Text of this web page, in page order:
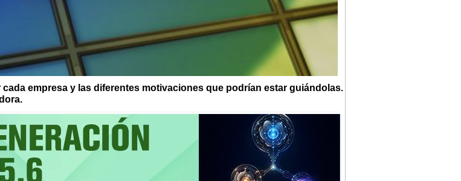
empresa y las diferentes motivaciones que podrían estar guiándolas.